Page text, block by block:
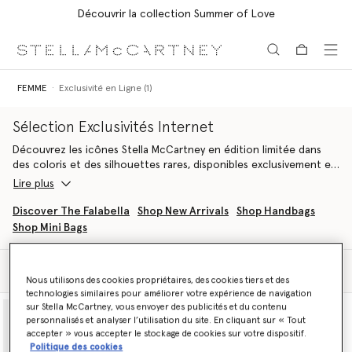
Découvrir la collection Summer of Love
FEMME Exclusivité en Ligne (1)
Sélection Exclusivités Internet
Découvrez les icônes Stella McCartney en édition limitée dans
des coloris et des silhouettes rares, disponibles exclusivement en
ligne, en petites quantités.
Découvrez des interprétations singulières de notre It Bag vegan
original, l’emblématique sac Falabella, immédiatement
reconnaissable par sa chaîne en maille diamantée et son corps
Apportez une touche nostalgique des années 60 à votre look
avec une gamme limitée de sacs Falabella emblématiques en
matelassage à chevrons, en Shaggy Deer classique et avec
finitions holographiques. Chaque sac se distingue par des chaînes
en maille diamantée et des médaillons gravés du logo.
Lire plus
Discover The Falabella Shop New Arrivals
Shop Handbags
Shop Mini Bags
Nous utilisons des cookies propriétaires, des cookies tiers et des
technologies similaires pour améliorer votre expérience de navigation
sur Stella McCartney, vous envoyer des publicités et du contenu
personnalisés et analyser l’utilisation du site. En cliquant sur « Tout
accepter » vous accepter le stockage de cookies sur votre dispositif.
Politique des cookies